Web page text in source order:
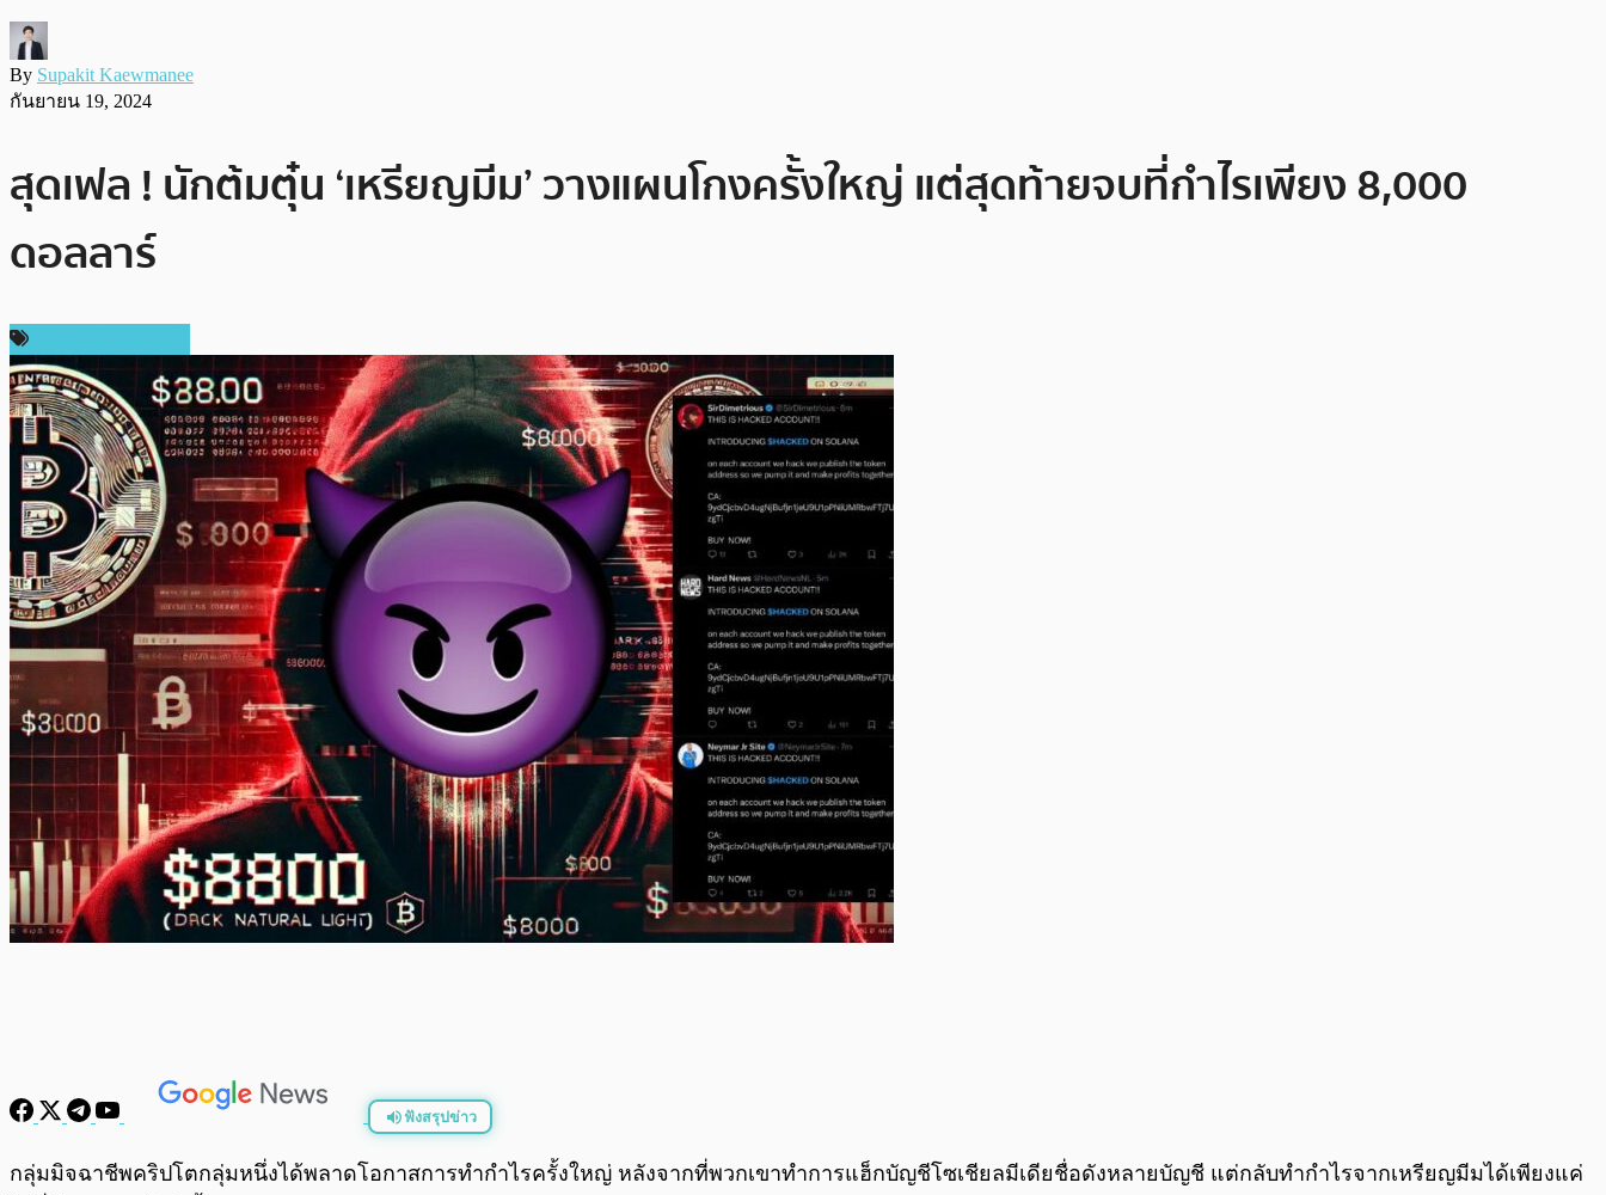
By Supakit Kaewmanee
กันยายน 19, 2024
สุดเฟล ! นักต้มตุ๋น ‘เหรียญมีม’ วางแผนโกงครั้งใหญ่ แต่สุดท้ายจบที่กำไรเพียง 8,000
ดอลลาร์
ฟังสรุปข่าว
พร้อมเล่น 0:00/0:00
กลุ่มมิจฉาชีพคริปโตกลุ่มหนึ่งได้พลาดโอกาสการทำกำไรครั้งใหญ่ หลังจากที่พวกเขาทำการแฮ็กบัญชีโซเชียลมีเดียชื่อดังหลายบัญชี แต่กลับทำกำไรจากเหรียญมีมได้เพียงแค่